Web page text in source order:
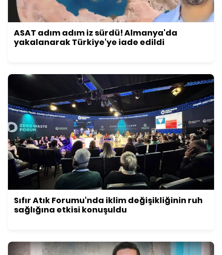
ASAT adım adım iz sürdü! Almanya'da
yakalanarak Türkiye'ye iade edildi
Sıfır Atık Forumu'nda iklim değişikliğinin ruh
sağlığına etkisi konuşuldu